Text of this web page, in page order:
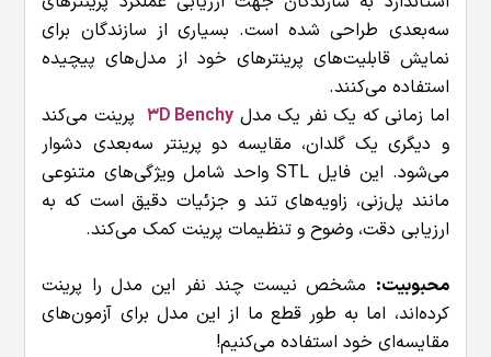
سه‌بعدی طراحی شده است. بسیاری از سازندگان برای
نمایش قابلیت‌های پرینترهای خود از مدل‌های پیچیده
استفاده می‌کنند.
اما زمانی که یک نفر یک مدل 3D Benchy پرینت می‌کند
و دیگری یک گلدان، مقایسه دو پرینتر سه‌بعدی دشوار
می‌شود. این فایل STL واحد شامل ویژگی‌های متنوعی
مانند پل‌زنی، زاویه‌های تند و جزئیات دقیق است که به
ارزیابی دقت، وضوح و تنظیمات پرینت کمک می‌کند.
محبوبیت: مشخص نیست چند نفر این مدل را پرینت
کرده‌اند، اما به طور قطع ما از این مدل برای آزمون‌های
مقایسه‌ای خود استفاده می‌کنیم!